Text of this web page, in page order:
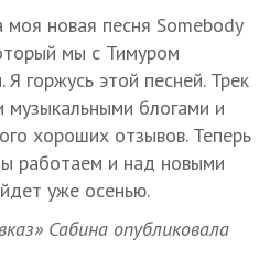
новая песня Somebody
мы с Тимуром
горжусь этой песней. Трек
блогами и
хороших отзывов. Теперь
работаем и над новыми
уже осенью.
Сабина опубликовала